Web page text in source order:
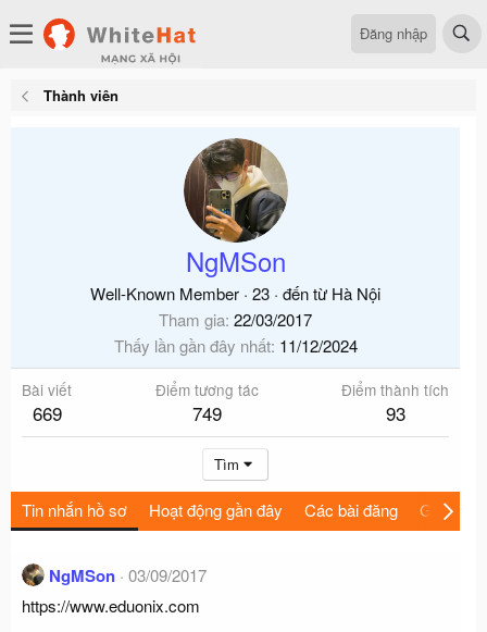
Đăng nhập
Thành viên
NgMSon
Well-Known Member · 23 · đến từ Hà Nội
Tham gia 22/03/2017
Thấy lần gần đây nhất 11/12/2024
Bài viết
669
Điểm tương tác
749
Điểm thành tích
93
Tìm
Tin nhắn hồ sơ Hoạt động gần đây Các bài đăng Giới thiệu
NgMSon 03/09/2017
https://www.eduonix.com